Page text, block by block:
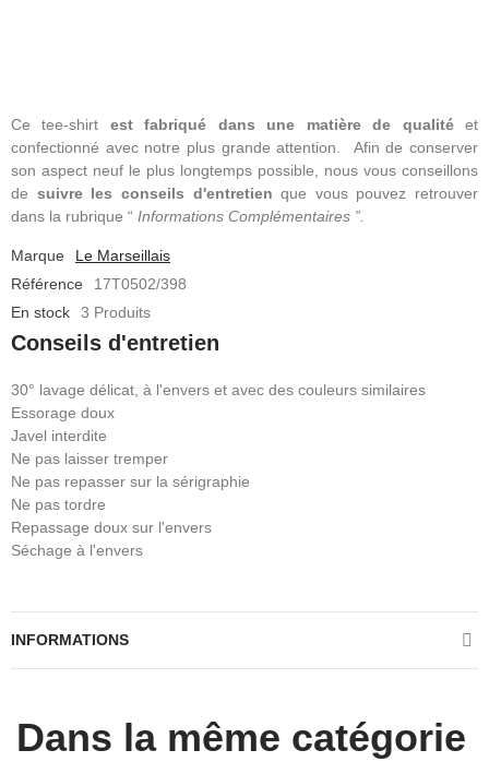
Ce tee-shirt est fabriqué dans une matière de qualitéet
confectionné avec notre plus grande attention.
Afin de conserver
son aspect neuf le plus longtemps possible, nous vous conseillons
de suivre les conseils d'entretien que vous pouvez retrouver
dans la rubrique “ Informations Complémentaires ”.
Marque
Le Marseillais
Référence
17T0502/398
En stock
3 Produits
Conseils d'entretien
30° lavage délicat, à l'envers et avec des couleurs similaires
Essorage doux
Javel interdite
Ne pas laisser tremper
Ne pas repasser sur la sérigraphie
Ne pas tordre
Repassage doux sur l'envers
Séchage à l'envers
INFORMATIONS
Dans la même catégorie